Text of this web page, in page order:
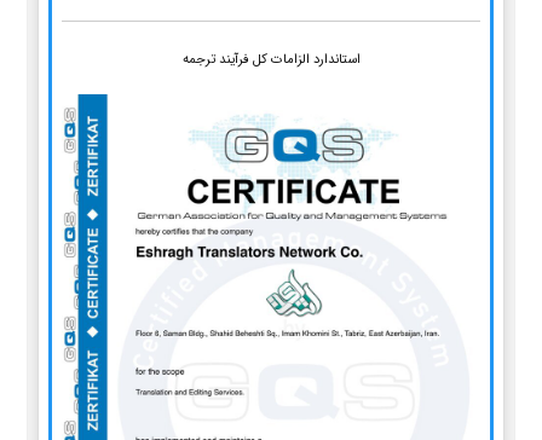
استاندارد الزامات کل فرآیند ترجمه